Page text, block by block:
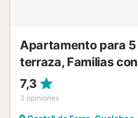
Apartamento para
terraza, Familias
7,3
3 opiniones